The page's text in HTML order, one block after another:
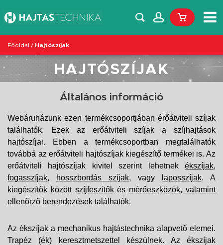
Főoldal / Hajtószíjak
HAJTÓSZÍJAK
Általános információ
Webáruházunk ezen termékcsoportjában érőátviteli szíjak
találhatók. Ezek az erőátviteli szíjak a szíjhajtások
hajtószíjai. Ebben a termékcsoportban megtalálhatók
továbbá az erőátviteli hajtószíjak kiegészítő termékei is. Az
erőátviteli hajtószíjak kivitel szerint lehetnek ékszíjak,
fogasszíjak, hosszbordás szíjak, vagy laposszíjak. A
kiegészítők között szíjfeszítőkés mérőeszközök, valamint
ellenőrző berendezések találhatók.
Az ékszíjak a mechanikus hajtástechnika alapvető elemei.
Trapéz (ék) keresztmetszettel készülnek. Az ékszíjak